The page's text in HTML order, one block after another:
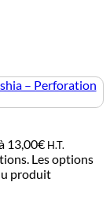
– Perforation
13,00€ H.T.
Les options
produit